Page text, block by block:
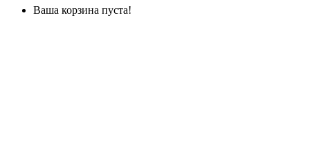
Ваша корзина пуста!